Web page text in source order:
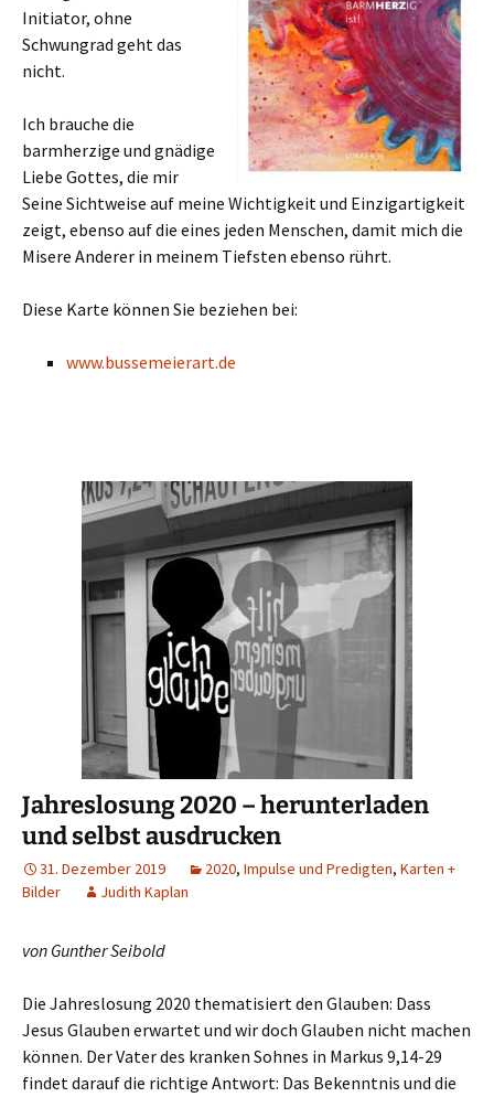
Initiator, ohne
Schwungrad geht das
nicht.
Ich brauche die
barmherzige und gnädige
Liebe Gottes, die mir
Seine Sichtweise auf meine Wichtigkeit und Einzigartigkeit
zeigt, ebenso auf die eines jeden Menschen, damit mich die
Misere Anderer in meinem Tiefsten ebenso rührt.
Diese Karte können Sie beziehen bei:
www.bussemeierart.de
Jahreslosung 2020 – herunterladen
und selbst ausdrucken
31. Dezember 2019 2020, Impulse und Predigten, Karten +
Bilder
Judith Kaplan
von Gunther Seibold
Die Jahreslosung 2020 thematisiert den Glauben: Dass
Jesus Glauben erwartet und wir doch Glauben nicht machen
können. Der Vater des kranken Sohnes in Markus 9,14-29
findet darauf die richtige Antwort: Das Bekenntnis und die